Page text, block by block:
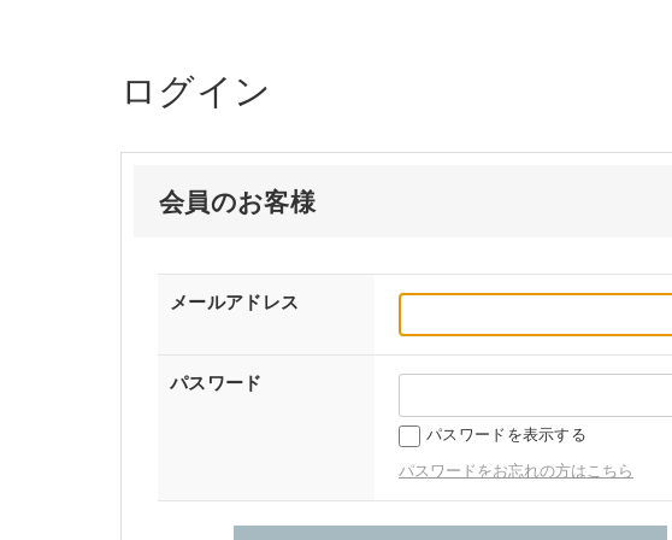
ログイン
会員のお客様
メールアドレス
パスワード
パスワードを表示する
パスワードをお忘れの方はこちら